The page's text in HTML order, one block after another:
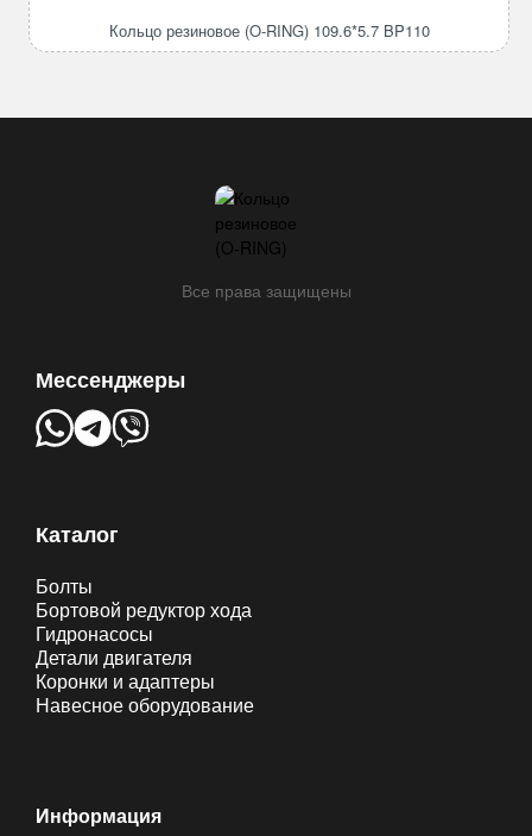
RING)
Кольцо резиновое (O-RING) 109.6*5.7 BP110
Все права защищены
Мессенджеры
Каталог
Болты
Бортовой редуктор хода
Гидронасосы
Детали двигателя
Коронки и адаптеры
Навесное оборудование
Информация